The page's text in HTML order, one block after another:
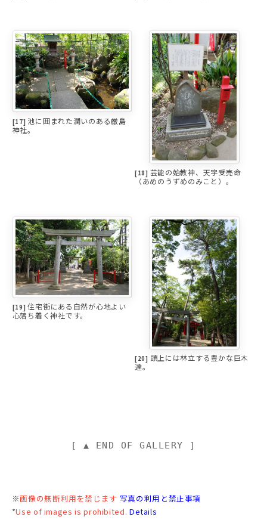
[17] 池に囲まれた潤いのある厳島
神社。
[18] 芸能の始教神、天宇受売命
（あめのうずめのみこと）。
[19]住宅街にある自然が心地よい
心落ち着く神社です。
[20] 頭上には林立する豊かな巨木
達。
[ ▲ END OF GALLERY ]
※画像の無断利用を禁じます 写真の利用と禁止事項
*Use of images is prohibited. Details